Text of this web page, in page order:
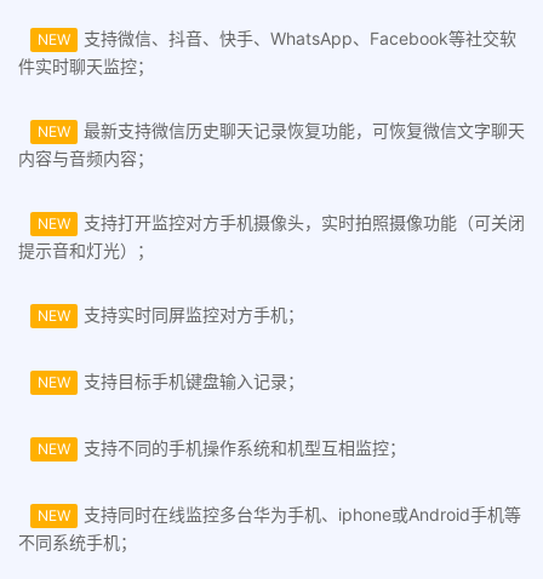
NEW
支持微信、抖音、快手、WhatsApp、Facebook等社交软
件实时聊天监控；
NEW
最新支持微信历史聊天记录恢复功能，可恢复微信文字聊天
内容与音频内容；
NEW
支持打开监控对方手机摄像头，实时拍照摄像功能（可关闭
提示音和灯光）；
NEW 支持实时同屏监控对方手机；
NEW 支持目标手机键盘输入记录；
NEW 支持不同的手机操作系统和机型互相监控；
NEW
支持同时在线监控多台华为手机、iphone或Android手机等
不同系统手机；